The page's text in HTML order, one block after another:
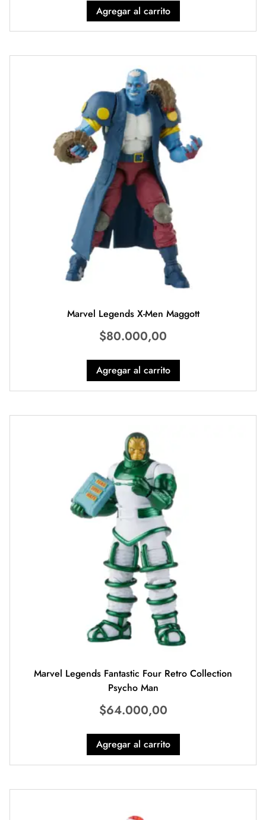
Agregar al carrito
Marvel Legends X-Men Maggott
$80.000,00
Agregar al carrito
Marvel Legends Fantastic Four Retro Collection
Psycho Man
$64.000,00
Agregar al carrito